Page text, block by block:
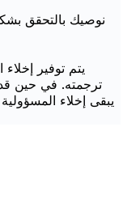
نوصيك بالتحقق
يتم توفير
ترجمته. في حين قد
يبقى إخلاء المسؤولية